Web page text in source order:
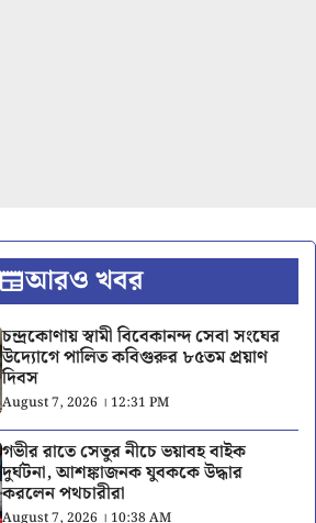
আরও খবর
চন্দ্রকোণায় স্বামী বিবেকানন্দ সেবা সংঘের
উদ্যোগে পালিত কবিগুরুর ৮৫তম প্রয়াণ
দিবস
August 7, 2026 । 12:31 PM
গভীর রাতে সেতুর নীচে ভয়াবহ বাইক
দুর্ঘটনা, আশঙ্কাজনক যুবককে উদ্ধার
করলেন পথচারীরা
August 7, 2026 । 10:38 AM